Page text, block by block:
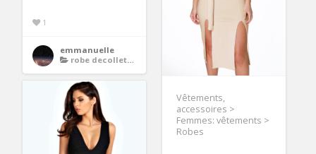
1
emmanuelle
robe decollete plongeant
Vêtements,
accessoires >
Femmes: vêtements >
Robes